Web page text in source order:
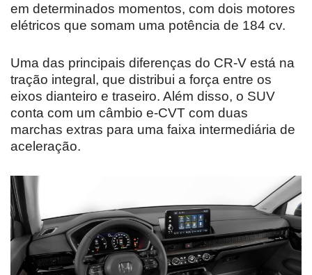
em determinados momentos, com dois motores
elétricos que somam uma potência de 184 cv.
Uma das principais diferenças do CR-V está na
tração integral, que distribui a força entre os
eixos dianteiro e traseiro. Além disso, o SUV
conta com um câmbio e-CVT com duas
marchas extras para uma faixa intermediária de
aceleração.